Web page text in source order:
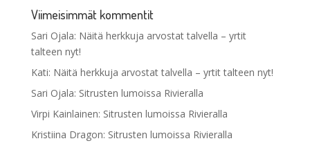
Viimeisimmät kommentit
Sari Ojala: Näitä herkkuja arvostat talvella – yrtit
talteen nyt!
Kati: Näitä herkkuja arvostat talvella – yrtit talteen nyt!
Sari Ojala: Sitrusten lumoissa Rivieralla
Virpi Kainlainen: Sitrusten lumoissa Rivieralla
Kristiina Dragon: Sitrusten lumoissa Rivieralla